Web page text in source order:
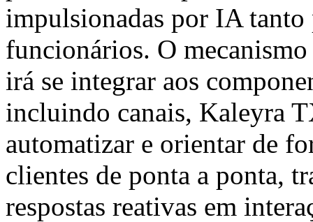
impulsionadas por IA tanto
funcionários. O
irá se integrar aos
incluindo canais, Kaleyra
automatizar e orientar de
clientes de ponta a ponta,
respostas reativas em